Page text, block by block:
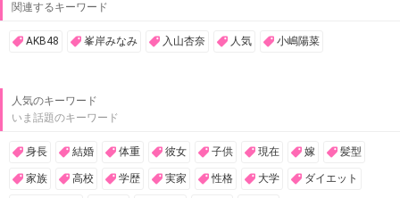
関連するキーワード
AKB48 峯岸みなみ 入山杏奈 人気 小嶋陽菜
人気のキーワード
いま話題のキーワード
身長 結婚 体重 彼女 子供 現在 嫁 髪型
家族 高校 学歴 実家 性格 大学 ダイエット